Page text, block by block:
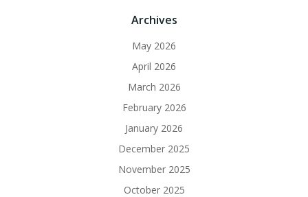
Archives
May 2026
April 2026
March 2026
February 2026
January 2026
December 2025
November 2025
October 2025